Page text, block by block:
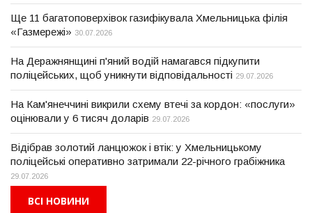
Ще 11 багатоповерхівок газифікувала Хмельницька філія
«Газмережі» 30.07.2026
На Деражнянщині п'яний водій намагався підкупити
поліцейських, щоб уникнути відповідальності 29.07.2026
На Кам'янеччині викрили схему втечі за кордон: «послуги»
оцінювали у 6 тисяч доларів 29.07.2026
Відібрав золотий ланцюжок і втік: у Хмельницькому
поліцейські оперативно затримали 22-річного грабіжника
29.07.2026
ВСІ НОВИНИ